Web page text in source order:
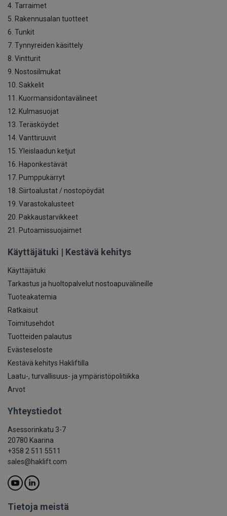
4. Tarraimet
5. Rakennusalan tuotteet
6. Tunkit
7. Tynnyreiden käsittely
8. Vintturit
9. Nostosilmukat
10. Sakkelit
11. Kuormansidontavälineet
12. Kulmasuojat
13. Teräsköydet
14. Vanttiruuvit
15. Yleislaadun ketjut
16. Haponkestävät
17. Pumppukärryt
18. Siirtoalustat / nostopöydät
19. Varastokalusteet
20. Pakkaustarvikkeet
21. Putoamissuojaimet
Käyttäjätuki | Kestävä kehitys
Käyttäjätuki
Tarkastus ja huoltopalvelut nostoapuvälineille
Tuoteakatemia
Ratkaisut
Toimitusehdot
Tuotteiden palautus
Evästeseloste
Kestävä kehitys Hakliftilla
Laatu-, turvallisuus- ja ympäristöpolitiikka
Arvot
Yhteystiedot
Asessorinkatu 3-7
20780 Kaarina
+358 2 511 5511
sales@haklift.com
Tietoja meistä